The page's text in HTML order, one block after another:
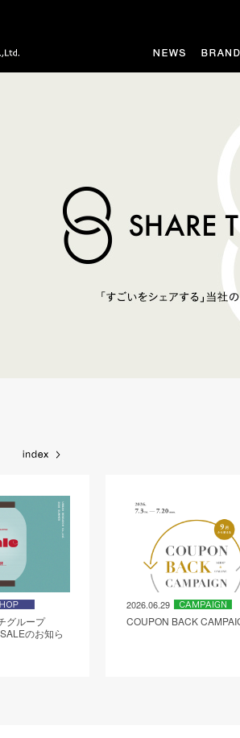
グループ
のお知ら
2026.06.29
COUPON BACK